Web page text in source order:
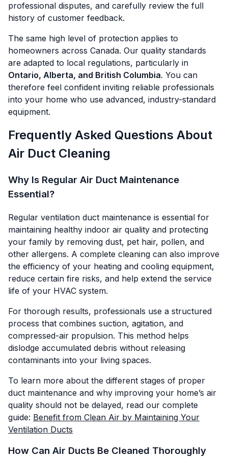
professional disputes, and carefully review the full
history of customer feedback.
The same high level of protection applies to
homeowners across Canada. Our quality standards
are adapted to local regulations, particularly in
Ontario, Alberta, and British Columbia. You can
therefore feel confident inviting reliable professionals
into your home who use advanced, industry-standard
equipment.
Frequently Asked Questions About
Air Duct Cleaning
Why Is Regular Air Duct Maintenance
Essential?
Regular ventilation duct maintenance is essential for
maintaining healthy indoor air quality and protecting
your family by removing dust, pet hair, pollen, and
other allergens. A complete cleaning can also improve
the efficiency of your heating and cooling equipment,
reduce certain fire risks, and help extend the service
life of your HVAC system.
For thorough results, professionals use a structured
process that combines suction, agitation, and
compressed-air propulsion. This method helps
dislodge accumulated debris without releasing
contaminants into your living spaces.
To learn more about the different stages of proper
duct maintenance and why improving your home’s air
quality should not be delayed, read our complete
guide: Benefit from Clean Air by Maintaining Your
Ventilation Ducts
How Can Air Ducts Be Cleaned Thoroughly